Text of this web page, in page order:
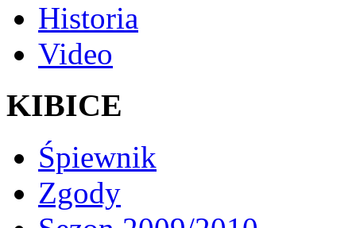
Historia
Video
KIBICE
Śpiewnik
Zgody